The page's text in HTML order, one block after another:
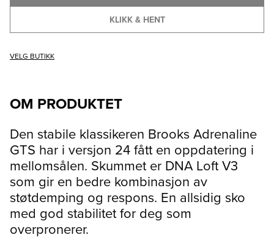
KLIKK & HENT
VELG BUTIKK
OM PRODUKTET
Den stabile klassikeren Brooks Adrenaline
GTS har i versjon 24 fått en oppdatering i
mellomsålen. Skummet er DNA Loft V3
som gir en bedre kombinasjon av
støtdemping og respons. En allsidig sko
med god stabilitet for deg som
overpronerer.